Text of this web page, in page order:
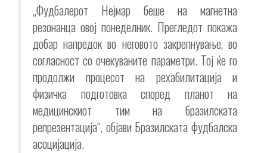
„Фудбалерот Нејмар беше на магнетна
резонанца овој понеделник. Прегледот покажа
добар напредок во неговото закрепнување, во
согласност со очекуваните параметри. Тој ќе го
продолжи процесот на рехабилитација и
физичка подготовка според планот на
медицинскиот тим на бразилската
репрезентација“, објави Бразилската фудбалска
асоцијација.